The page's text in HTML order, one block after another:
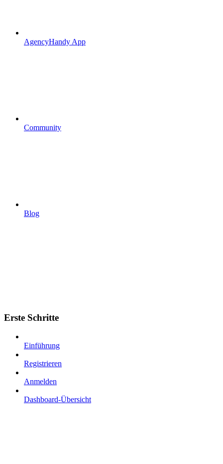
AgencyHandy App
Community
Blog
Erste Schritte
Einführung
Registrieren
Anmelden
Dashboard-Übersicht